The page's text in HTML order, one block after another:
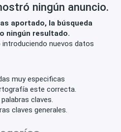
ningún anuncio.
aportado, la búsqueda
ningún resultado.
nuevos datos
muy especificas
este correcta.
claves.
claves generales.